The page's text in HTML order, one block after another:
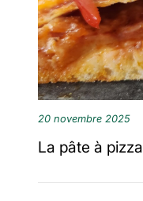
20 novembre 2025
La pâte à pizza